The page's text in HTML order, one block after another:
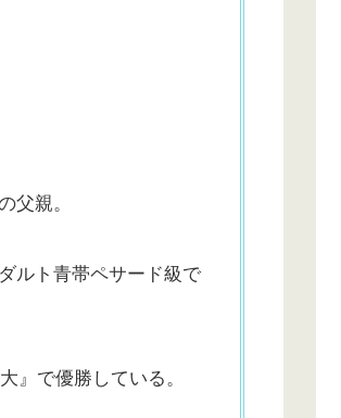
父親。
ルト青帯ペサード級で
』で優勝している。